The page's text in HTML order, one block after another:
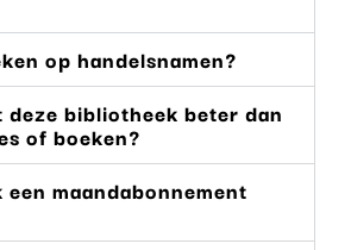
op handelsnamen?
deze bibliotheek beter dan
of boeken?
een maandabonnement